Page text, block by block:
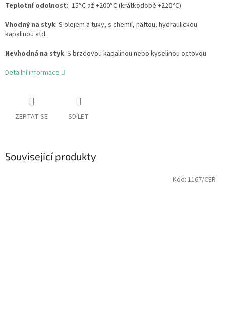
Teplotní odolnost: -15°C až +200°C (krátkodobě +220°C)
Vhodný na styk: S olejem a tuky, s chemií, naftou, hydraulickou
kapalinou atd.
Nevhodná na styk: S brzdovou kapalinou nebo kyselinou octovou
Detailní informace
ZEPTAT SE SDÍLET
Související produkty
Kód: 1167/CER